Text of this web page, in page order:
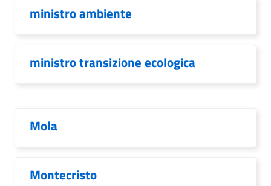
ministro ambiente
ministro transizione ecologica
Mola
Montecristo